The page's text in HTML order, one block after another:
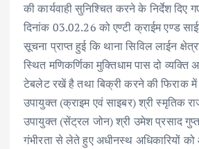
की कार्यवाही सुनिश्चित करने के निर्देश दिए
दिनांक 03.02.26 को एण्टी क्राईम एण्ड
सूचना प्राप्त हुई कि थाना सिविल लाईन
स्थित मणिकर्णिका मुक्तिधाम पास दो व्यक्ति
टेबलेट रखें है तथा बिक्री करने की फिराक
उपायुक्त (क्राइम एवं साइबर) श्री स्मृतिक
उपायुक्त (सेंट्रल जोन) श्री उमेश प्रसाद गुप्ता
गंभीरता से लेते हुए अधीनस्थ अधिकारियों को